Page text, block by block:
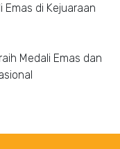
Emas di Kejuaraan
Medali Emas dan